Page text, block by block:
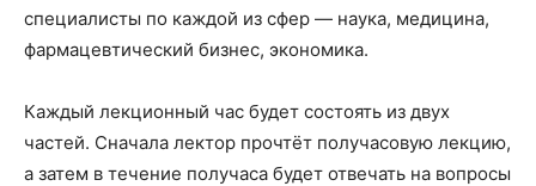
специалисты по каждой из сфер — наука, медицина,
фармацевтический бизнес, экономика.
Каждый лекционный час будет состоять из двух
частей. Сначала лектор прочтёт получасовую лекцию,
а затем в течение получаса будет отвечать на вопросы